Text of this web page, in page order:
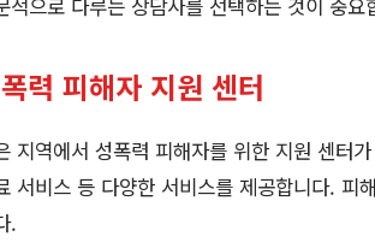
적으로 다루는 상담사를 선택하는 것이 중
력 피해자 지원 센터
지역에서 성폭력 피해자를 위한 지원 센터
서비스 등 다양한 서비스를 제공합니다. 피
.